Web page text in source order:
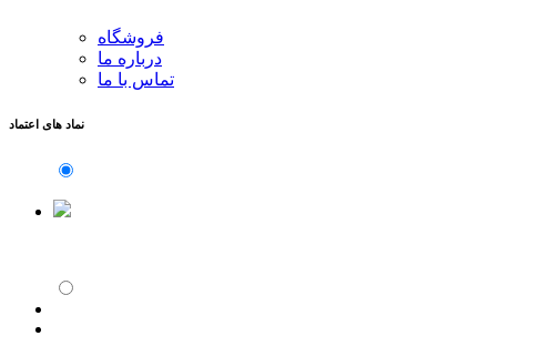
فروشگاه
درباره ما
تماس با ما
نماد های اعتماد